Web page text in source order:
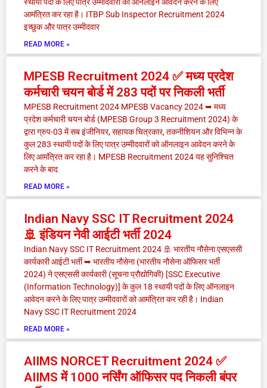
स्थायी पदों के लिए पात्र उम्मीदवारों को ऑनलाइन आवेदन करने के लिए
आमंत्रित कर रहा है। ITBP Sub Inspector Recruitment 2024
इच्छुक और पात्र उम्मीदवार
READ MORE »
MPESB Recruitment 2024 ✅ मध्य प्रदेश
कर्मचारी चयन बोर्ड में 283 पदों पर निकली भर्ती
MPESB Recruitment 2024 MPESB Vacancy 2024 ➥ मध्य
प्रदेश कर्मचारी चयन बोर्ड (MPESB Group 3 Recruitment 2024) के
द्वारा ग्रुप-03 में सब इंजीनियर, सहायक चित्रकार, तकनीशियन और विभिन्न के
कुल 283 स्थायी पदों के लिए पात्र उम्मीदवारों को ऑनलाइन आवेदन करने के
लिए आमंत्रित कर रहा है। MPESB Recruitment 2024 यह सुनिश्चित
करने के बाद
READ MORE »
Indian Navy SSC IT Recruitment 2024
🚢 इंडियन नेवी आईटी भर्ती 2024
Indian Navy SSC IT Recruitment 2024 🚢 भारतीय नौसेना एसएससी
कार्यकारी आईटी भर्ती ➥ भारतीय नौसेना (भारतीय नौसेना ऑफिसर भर्ती
2024) ने एसएससी कार्यकारी (सूचना प्रौद्योगिकी) [SSC Executive
(Information Technology)] के कुल 18 स्थायी पदों के लिए ऑनलाइन
आवेदन करने के लिए पात्र उम्मीदवारों को आमंत्रित कर रही है। Indian
Navy SSC IT Recruitment 2024
READ MORE »
AIIMS NORCET Recruitment 2024 ✅
AIIMS में 1000 नर्सिंग ऑफिसर पद निकली बंपर